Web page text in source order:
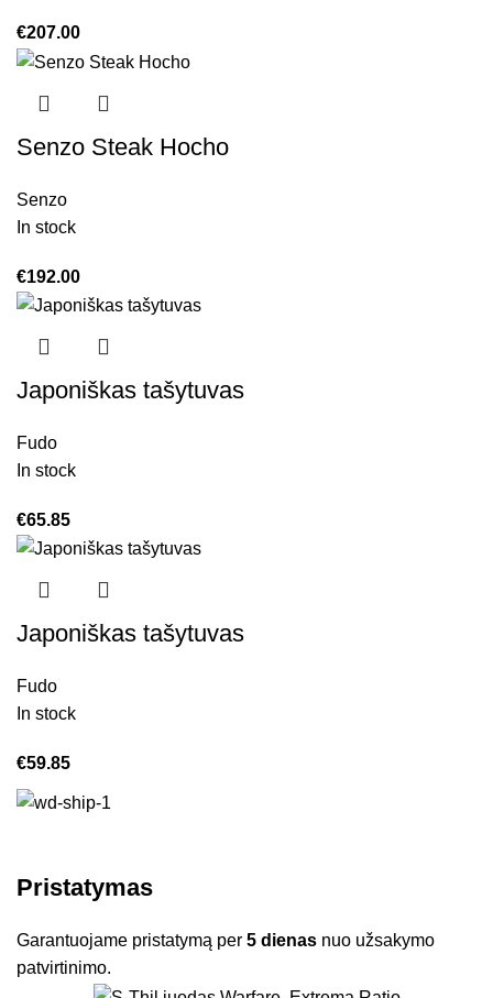
€207.00
Senzo Steak Hocho
Senzo
In stock
€192.00
Japoniškas tašytuvas
Fudo
In stock
€65.85
Japoniškas tašytuvas
Fudo
In stock
€59.85
Pristatymas
Garantuojame pristatymą per5 dienas nuo užsakymo
patvirtinimo.